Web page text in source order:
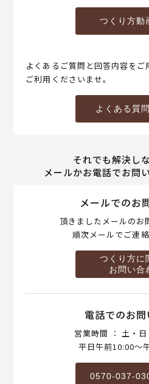
つくり方動
よくあるご質問と回答内容をご
ご利用くださいませ。
よくある質
それでも解決し
メールかお電話でお問
メールでのお
頂きましたメールのお
順次メールでご連絡
つくり方に
お問い合
電話でのお
営業時間 ： 土・日
平日午前10:00～
0570-037-